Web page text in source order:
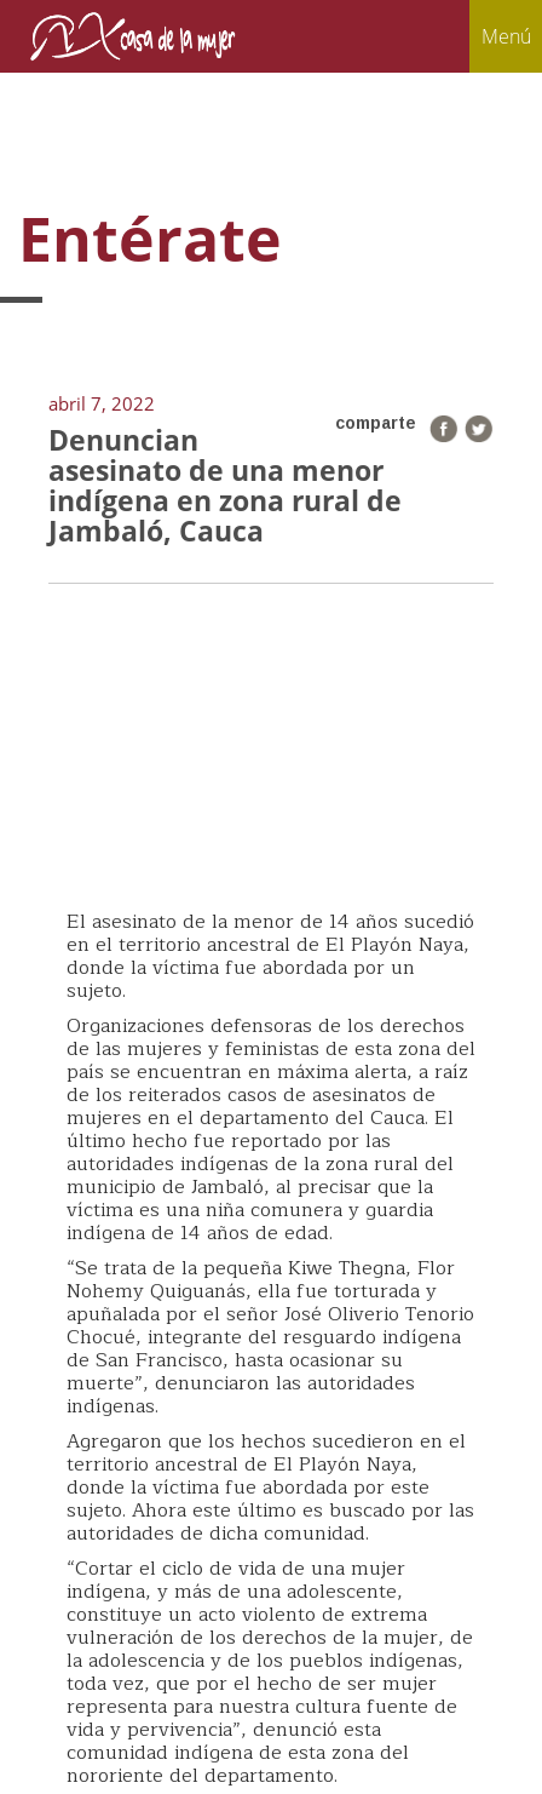
Menú
Entérate
abril 7, 2022
comparte
Denuncian
asesinato de una menor
indígena en zona rural de
Jambaló, Cauca
El asesinato de la menor de 14 años sucedió
en el territorio ancestral de El Playón Naya,
donde la víctima fue abordada por un
sujeto.
Organizaciones defensoras de los derechos
de las mujeres y feministas de esta zona del
país se encuentran en máxima alerta, a raíz
de los reiterados casos de asesinatos de
mujeres en el departamento del Cauca. El
último hecho fue reportado por las
autoridades indígenas de la zona rural del
municipio de Jambaló, al precisar que la
víctima es una niña comunera y guardia
indígena de 14 años de edad.
“Se trata de la pequeña Kiwe Thegna, Flor
Nohemy Quiguanás, ella fue torturada y
apuñalada por el señor José Oliverio Tenorio
Chocué, integrante del resguardo indígena
de San Francisco, hasta ocasionar su
muerte”, denunciaron las autoridades
indígenas.
Agregaron que los hechos sucedieron en el
territorio ancestral de El Playón Naya,
donde la víctima fue abordada por este
sujeto. Ahora este último es buscado por las
autoridades de dicha comunidad.
“Cortar el ciclo de vida de una mujer
indígena, y más de una adolescente,
constituye un acto violento de extrema
vulneración de los derechos de la mujer, de
la adolescencia y de los pueblos indígenas,
toda vez, que por el hecho de ser mujer
representa para nuestra cultura fuente de
vida y pervivencia”, denunció esta
comunidad indígena de esta zona del
nororiente del departamento.